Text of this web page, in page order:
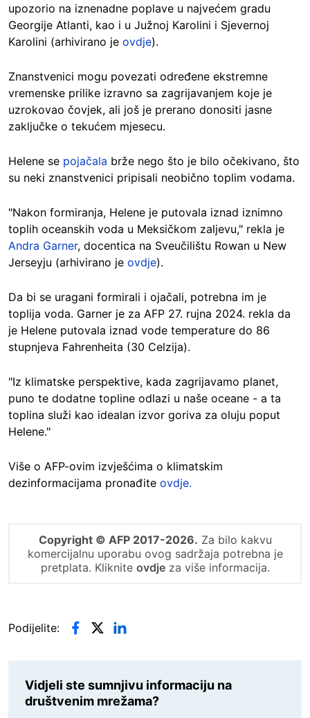
upozorio na iznenadne poplave u najvećem gradu
Georgije Atlanti, kao i u Južnoj Karolini i Sjevernoj
Karolini (arhivirano je ovdje).
Znanstvenici mogu povezati određene ekstremne
vremenske prilike izravno sa zagrijavanjem koje je
uzrokovao čovjek, ali još je prerano donositi jasne
zaključke o tekućem mjesecu.
Helene se pojačala brže nego što je bilo očekivano, što
su neki znanstvenici pripisali neobično toplim vodama.
"Nakon formiranja, Helene je putovala iznad iznimno
toplih oceanskih voda u Meksičkom zaljevu," rekla je
Andra Garner, docentica na Sveučilištu Rowan u New
Jerseyju (arhivirano je ovdje).
Da bi se uragani formirali i ojačali, potrebna im je
toplija voda. Garner je za AFP 27. rujna 2024. rekla da
je Helene putovala iznad vode temperature do 86
stupnjeva Fahrenheita (30 Celzija).
"Iz klimatske perspektive, kada zagrijavamo planet,
puno te dodatne topline odlazi u naše oceane - a ta
toplina služi kao idealan izvor goriva za oluju poput
Helene."
Više o AFP-ovim izvješćima o klimatskim
dezinformacijama pronađite ovdje.
Copyright © AFP 2017-2026. Za bilo kakvu
komercijalnu uporabu ovog sadržaja potrebna je
pretplata. Kliknite ovdjeza više informacija.
Podijelite:
Vidjeli ste sumnjivu informaciju na
društvenim mrežama?